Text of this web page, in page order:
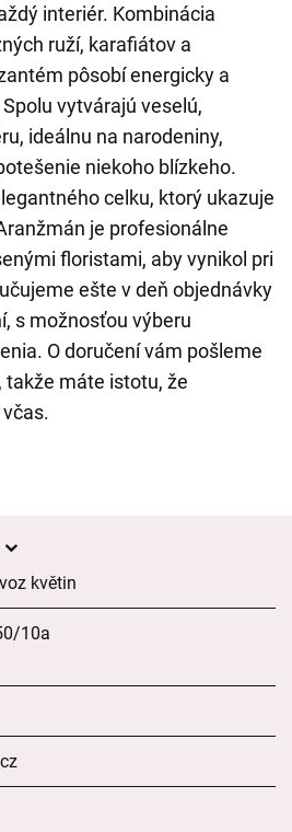
interiér. Kombinácia
ruží, karafiátov a
pôsobí energicky a
vytvárajú veselú,
ideálnu na narodeniny,
niekoho blízkeho.
celku, ktorý ukazuje
je profesionálne
floristami, aby vynikol pri
ešte v deň objednávky
s možnosťou výberu
O doručení vám pošleme
máte istotu, že
květin
10a